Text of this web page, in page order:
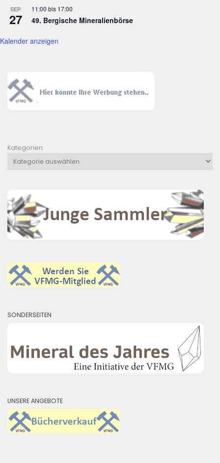
SEP.
27
11:00 bis 17:00
49. Bergische Mineralienbörse
Kalender anzeigen
Kategorien
SONDERSEITEN
UNSERE ANGEBOTE